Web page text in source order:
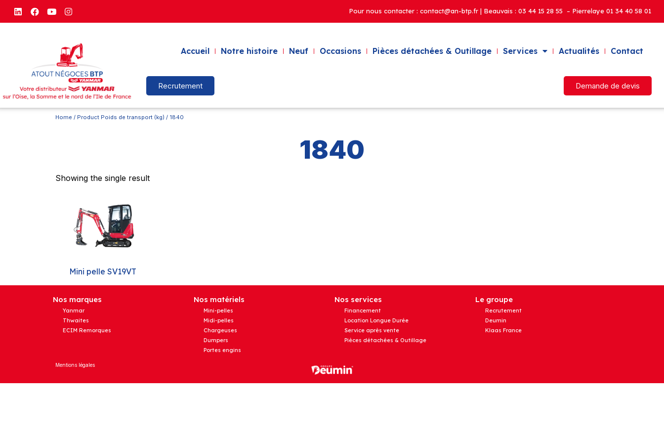
Pour nous contacter : contact@an-btp.fr | Beauvais : 03 44 15 28 55 – Pierrelaye 01 34 40 58 01
Accueil Notre histoire Neuf Occasions Pièces détachées & Outillage Services Actualités Contact
Recrutement Demande de devis
Home / Product Poids de transport (kg) / 1840
1840
Showing the single result
Mini pelle SV19VT
Nos marques
Yanmar
Thwaites
ECIM Remorques
Nos matériels
Mini-pelles
Midi-pelles
Chargeuses
Dumpers
Portes engins
Nos services
Financement
Location Longue Durée
Service après vente
Pièces détachées & Outillage
Le groupe
Recrutement
Deumin
Klaas France
Mentions légales